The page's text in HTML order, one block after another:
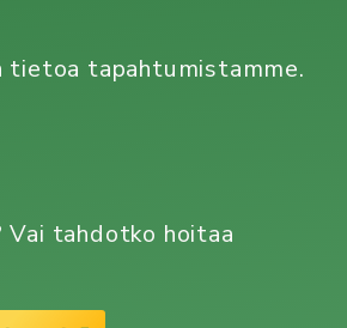
tapahtumistamme.
Vai tahdotko hoitaa